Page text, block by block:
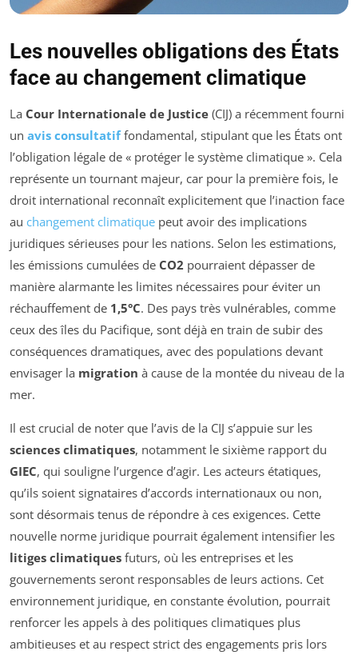
Les nouvelles obligations des États
face au changement climatique
La Cour Internationale de Justice (CIJ) a récemment fourni
un avis consultatiffondamental, stipulant que les États ont
l’obligation légale de « protéger le système climatique ». Cela
représente un tournant majeur, car pour la première fois, le
droit international reconnaît explicitement que l’inaction face
au changement climatique peut avoir des implications
juridiques sérieuses pour les nations. Selon les estimations,
les émissions cumulées de CO2 pourraient dépasser de
manière alarmante les limites nécessaires pour éviter un
réchauffement de 1,5°C. Des pays très vulnérables, comme
ceux des îles du Pacifique, sont déjà en train de subir des
conséquences dramatiques, avec des populations devant
envisager la migration à cause de la montée du niveau de la
mer.
Il est crucial de noter que l’avis de la CIJ s’appuie sur les
sciences climatiques, notamment le sixième rapport du
GIEC, qui souligne l’urgence d’agir. Les acteurs étatiques,
qu’ils soient signataires d’accords internationaux ou non,
sont désormais tenus de répondre à ces exigences. Cette
nouvelle norme juridique pourrait également intensifier les
litiges climatiques futurs, où les entreprises et les
gouvernements seront responsables de leurs actions. Cet
environnement juridique, en constante évolution, pourrait
renforcer les appels à des politiques climatiques plus
ambitieuses et au respect strict des engagements pris lors